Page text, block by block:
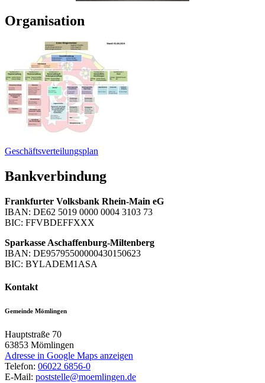
Organisation
Geschäftsverteilungsplan
Bankverbindung
Frankfurter Volksbank Rhein-Main eG
IBAN: DE62 5019 0000 0004 3103 73
BIC: FFVBDEFFXXX
Sparkasse Aschaffenburg-Miltenberg
IBAN: DE95795500000430150623
BIC: BYLADEM1ASA
Kontakt
Gemeinde Mömlingen
Hauptstraße 70
63853 Mömlingen
Adresse in Google Maps anzeigen
Telefon: 06022 6856-0
E-Mail: poststelle@moemlingen.de